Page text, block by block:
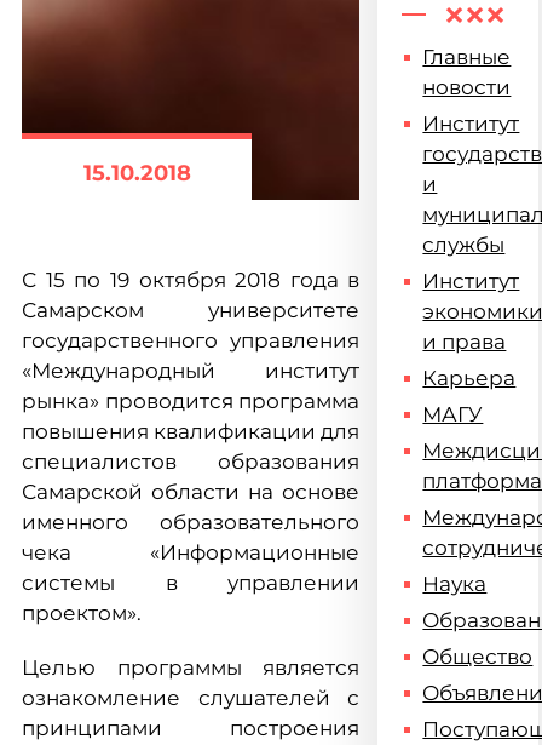
15.10.2018
С 15 по 19 октября 2018 года в
Самарском университете
государственного управления
«Международный институт
рынка» проводится программа
повышения квалификации для
специалистов образования
Самарской области на основе
именного образовательного
чека «Информационные
системы в управлении
проектом».
Целью программы является
ознакомление слушателей с
принципами построения
Главные
новости
Институт
и
службы
Институт
и права
Карьера
МАГУ
платформа
Наука
Общество